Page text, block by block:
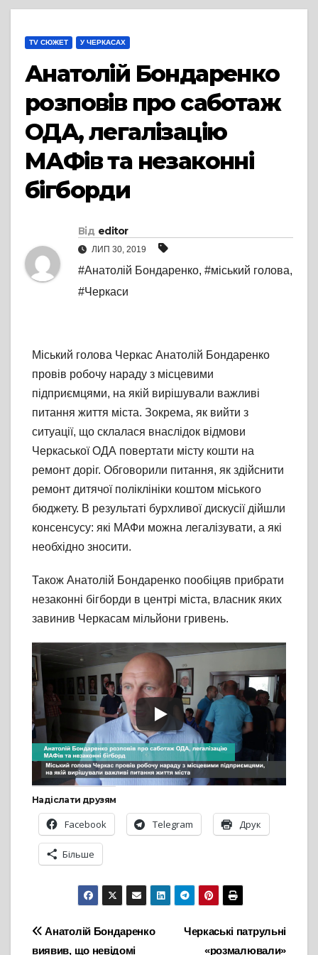
TV СЮЖЕТ У ЧЕРКАСАХ
Анатолій Бондаренко
розповів про саботаж
ОДА, легалізацію
МАФів та незаконні
бігборди
Від editor
ЛИП 30, 2019
#Анатолій Бондаренко, #міський голова,
#Черкаси
Міський голова Черкас Анатолій Бондаренко
провів робочу нараду з місцевими
підприємцями, на якій вирішували важливі
питання життя міста. Зокрема, як вийти з
ситуації, що склалася внаслідок відмови
Черкаської ОДА повертати місту кошти на
ремонт доріг. Обговорили питання, як здійснити
ремонт дитячої поліклініки коштом міського
бюджету. В результаті бурхливої дискусії дійшли
консенсусу: які МАФи можна легалізувати, а які
необхідно зносити.
Також Анатолій Бондаренко пообіцяв прибрати
незаконні бігборди в центрі міста, власник яких
завинив Черкасам мільйони гривень.
Надіслати друзям
Facebook Telegram Друк
Більше
Навігація
Черкаські патрульні
«розмалювали»
Анатолій Бондаренко
виявив, що невідомі